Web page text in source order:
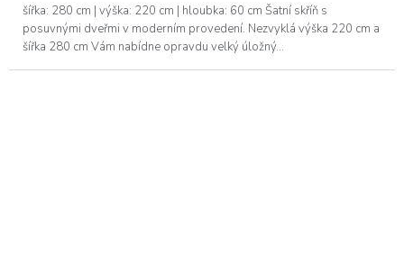
šířka: 280 cm | výška: 220 cm | hloubka: 60 cm Šatní skříň s
posuvnými dveřmi v moderním provedení. Nezvyklá výška 220 cm a
šířka 280 cm Vám nabídne opravdu velký úložný...